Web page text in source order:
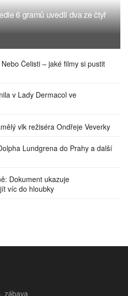
6 gramů uvedli dva ze čtyř
Čelisti – jaké filmy si pustit
v Lady Dermacol ve
vlk režiséra Ondřeje Veverky
Lundgrena do Prahy a další
Dokument ukazuje
víc do hloubky
zábava